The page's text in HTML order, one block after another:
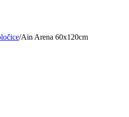
/Ain Arena 60x120cm